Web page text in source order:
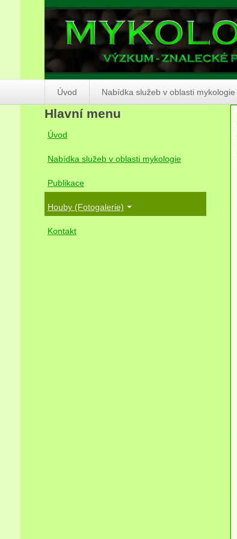
Úvod Nabídka služeb v oblasti mykologie
Hlavní menu
Úvod
Nabídka služeb v oblasti mykologie
Publikace
Houby (Fotogalerie)
Kontakt